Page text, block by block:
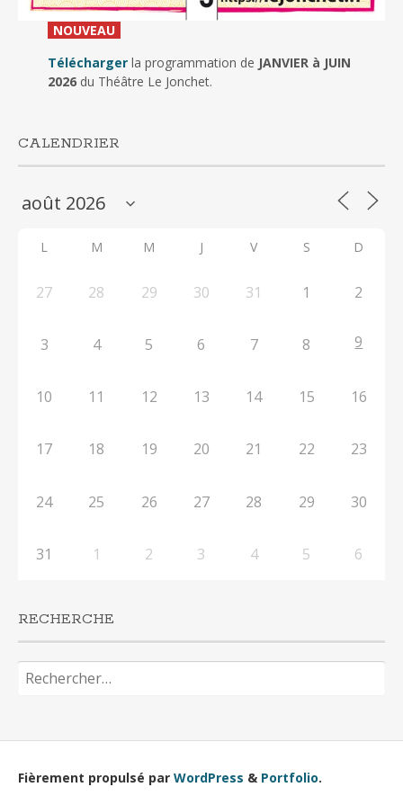
NOUVEAU_
Télécharger la programmation de JANVIER à JUIN
2026du Théâtre Le Jonchet.
CALENDRIER
L M M J V S D
27 28 29 30 31 1 2
3 4 5 6 7 8 9
10 11 12 13 14 15 16
17 18 19 20 21 22 23
24 25 26 27 28 29 30
31 1 2 3 4 5 6
RECHERCHE
Rechercher :
Fièrement propulsé par WordPress & Portfolio.